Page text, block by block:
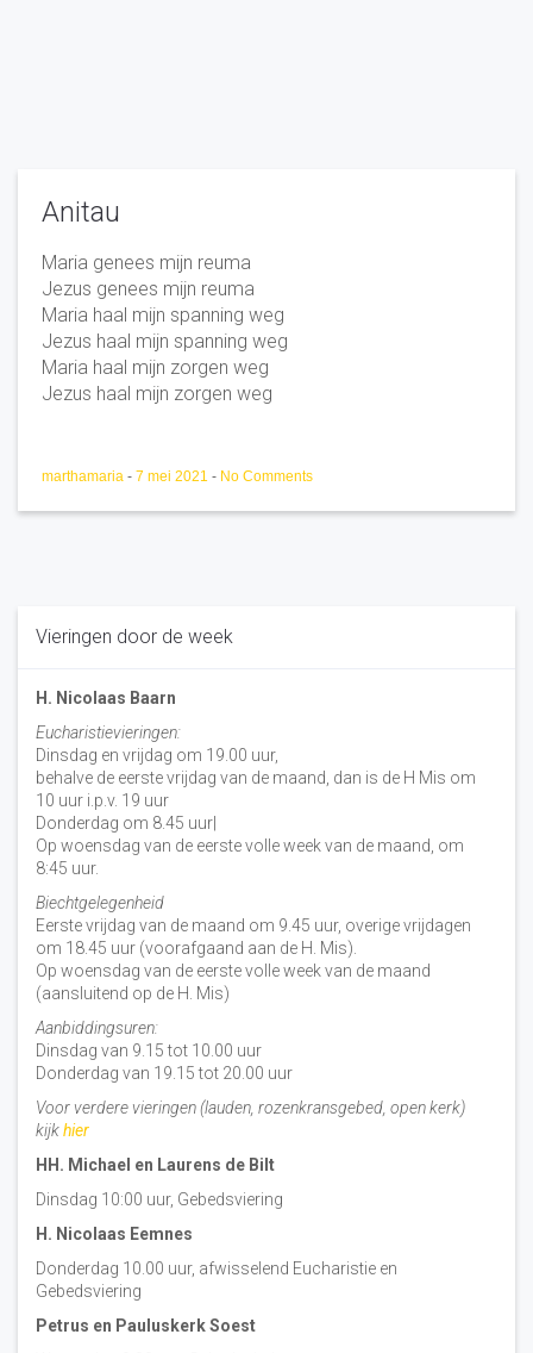
Anitau
Maria genees mijn reuma
Jezus genees mijn reuma
Maria haal mijn spanning weg
Jezus haal mijn spanning weg
Maria haal mijn zorgen weg
Jezus haal mijn zorgen weg
marthamaria - 7 mei 2021 - No Comments
Vieringen door de week
H. Nicolaas Baarn
Eucharistievieringen:
Dinsdag en vrijdag om 19.00 uur,
behalve de eerste vrijdag van de maand, dan is de H Mis om
10 uur i.p.v. 19 uur
Donderdag om 8.45 uur|
Op woensdag van de eerste volle week van de maand, om
8:45 uur.
Biechtgelegenheid
Eerste vrijdag van de maand om 9.45 uur, overige vrijdagen
om 18.45 uur (voorafgaand aan de H. Mis).
Op woensdag van de eerste volle week van de maand
(aansluitend op de H. Mis)
Aanbiddingsuren:
Dinsdag van 9.15 tot 10.00 uur
Donderdag van 19.15 tot 20.00 uur
Voor verdere vieringen (lauden, rozenkransgebed, open kerk)
kijkhier
HH. Michael en Laurens de Bilt
Dinsdag 10:00 uur, Gebedsviering
H. Nicolaas Eemnes
Donderdag 10.00 uur, afwisselend Eucharistie en
Gebedsviering
Petrus en Pauluskerk Soest